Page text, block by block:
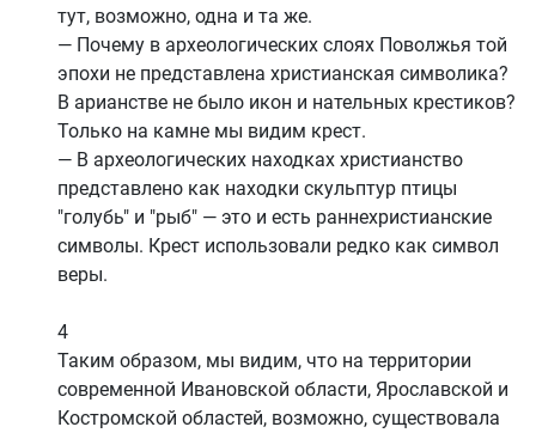
тут, возможно, одна и та же.
— Почему в археологических слоях Поволжья той
эпохи не представлена христианская символика?
В арианстве не было икон и нательных крестиков?
Только на камне мы видим крест.
— В археологических находках христианство
представлено как находки скульптур птицы
"голубь" и "рыб" — это и есть раннехристианские
символы. Крест использовали редко как символ
веры.
4
Таким образом, мы видим, что на территории
современной Ивановской области, Ярославской и
Костромской областей, возможно, существовала